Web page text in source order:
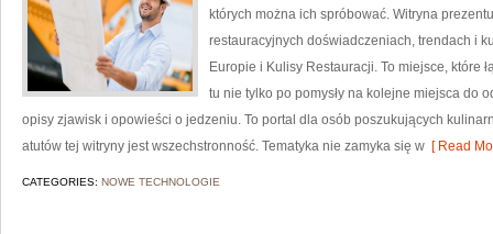
których można ich spróbować. Witryna
restauracyjnych doświadczeniach, trendach i
Europie i Kulisy Restauracji. To miejsce, które
tu nie tylko po pomysły na kolejne miejsca do
opisy zjawisk i opowieści o jedzeniu. To portal dla osób poszukujących
atutów tej witryny jest wszechstronność. Tematyka nie zamyka się w [ Read
CATEGORIES: NOWE TECHNOLOGIE